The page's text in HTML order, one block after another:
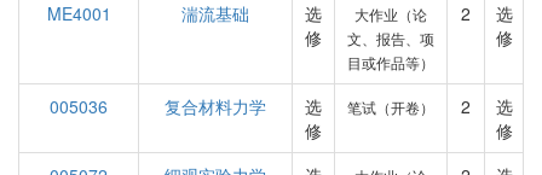
ME4001
湍流基础
选
修
大作业（论
文、报告、项
目或作品等）
2
选
修
005036 复合材料力学
选
修
笔试（开卷） 2
选
修